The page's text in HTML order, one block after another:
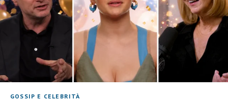
GOSSIP E CELEBRITÀ